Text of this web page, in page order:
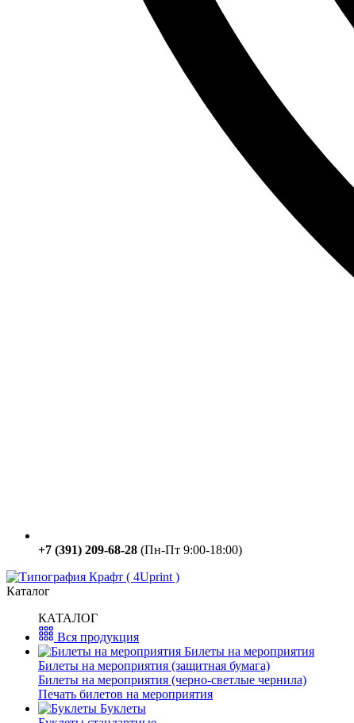
+7 (391) 209-68-28 (Пн-Пт 9:00-18:00)
Каталог
КАТАЛОГ
Вся продукция
Билеты на мероприятия
Билеты на мероприятия (защитная бумага)
Билеты на мероприятия (черно-светлые чернила)
Печать билетов на мероприятия
Буклеты